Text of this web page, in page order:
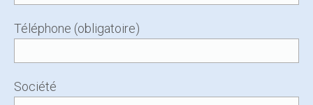
Téléphone (obligatoire)
Société